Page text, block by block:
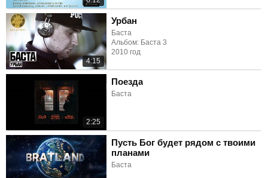
4:15
Урбан
Баста
Альбом: Баста 3
2010 год
2:25
Поезда
Баста
Пусть Бог будет рядом с твоими
планами
Баста